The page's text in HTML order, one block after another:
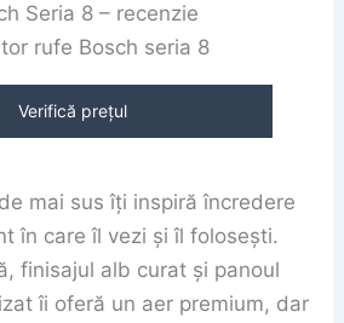
Seria 8 – recenzie
Verifică prețul
mai sus îți inspiră încredere
în care îl vezi și îl folosești.
finisajul alb curat și panoul
îi oferă un aer premium, dar